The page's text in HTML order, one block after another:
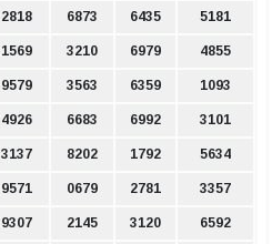
2818 6873 6435 5181
1569 3210 6979 4855
9579 3563 6359 1093
4926 6683 6992 3101
3137 8202 1792 5634
9571 0679 2781 3357
9307 2145 3120 6592